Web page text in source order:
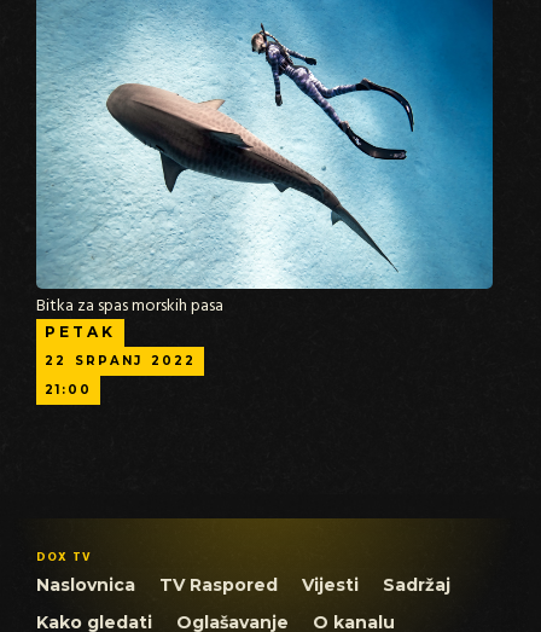
Bitka za spas morskih pasa
PETAK
22 SRPANJ
2022
21:00
DOX TV
Naslovnica TV Raspored Vijesti
Sadržaj
Kako gledati
Oglašavanje O kanalu